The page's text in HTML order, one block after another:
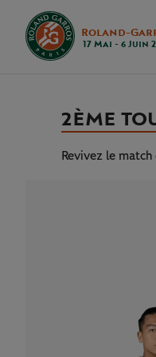
Roland-
17 Mai - 6 Juin
2ÈME
Revivez le match